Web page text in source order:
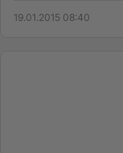
19.01.2015 08:40